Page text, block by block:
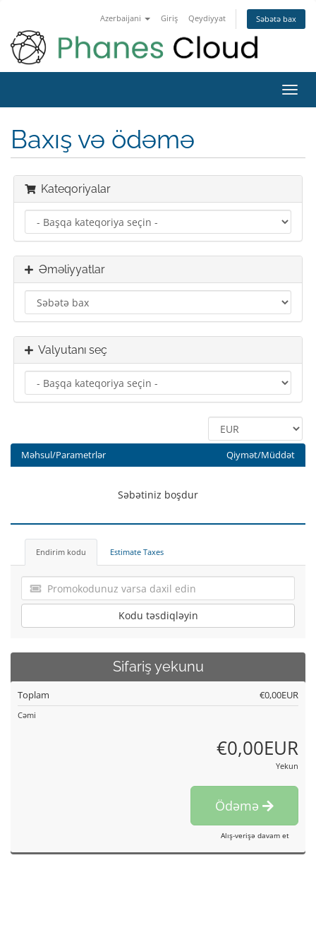
Azerbaijani Giriş Qeydiyyat Səbətə bax
keçid
Baxış və ödəmə
Kateqoriyalar
Əməliyyatlar
Valyutanı seç
Məhsul/Parametrlər Qiymət/Müddət
Səbətiniz boşdur
Endirim kodu Estimate Taxes
Kodu təsdiqləyin
Sifariş yekunu
Toplam €0,00EUR
Cəmi
€0,00EUR
Yekun
Ödəmə
Alış-verişə davam et